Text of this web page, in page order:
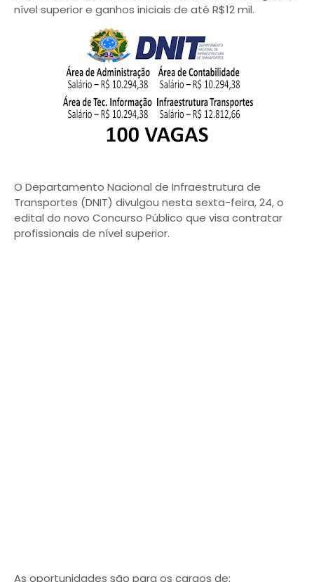
nível superior e ganhos iniciais de até R$12 mil.
O Departamento Nacional de Infraestrutura de
Transportes (DNIT) divulgou nesta sexta-feira, 24, o
edital do novo Concurso Público que visa contratar
profissionais de nível superior.
As oportunidades são para os cargos de: